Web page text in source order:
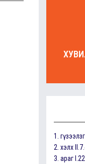
1.
2. хэлх
3. араг